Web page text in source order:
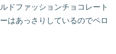
ドファッションチョコレート
はあっさりしているのでペロ